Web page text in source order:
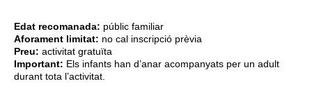
Edat recomanada: públic familiar
Aforament limitat: no cal inscripció prèvia
Preu: activitat gratuïta
Important: Els infants han d’anar acompanyats per un adult
durant tota l’activitat.